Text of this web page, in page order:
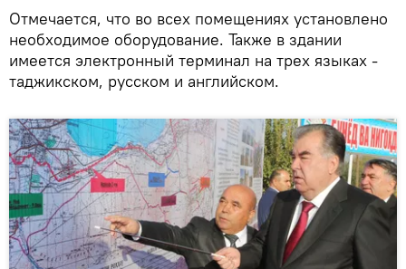
Отмечается, что во всех помещениях установлено
необходимое оборудование. Также в здании
имеется электронный терминал на трех языках -
таджикском, русском и английском.